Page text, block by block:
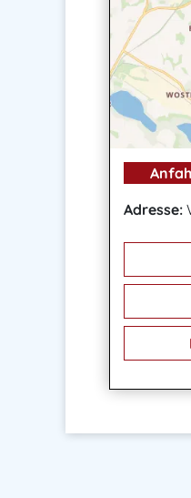
Adresse: